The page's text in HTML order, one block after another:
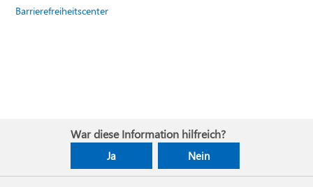
Barrierefreiheitscenter
War diese Information hilfreich?
Ja Nein